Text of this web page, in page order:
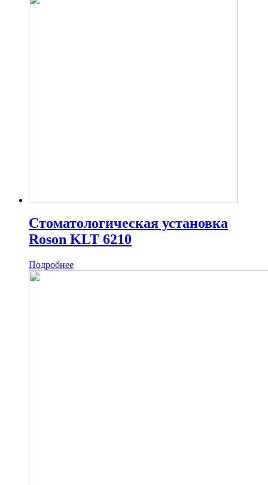
Стоматологическая установка
Roson KLT 6210
Подробнее